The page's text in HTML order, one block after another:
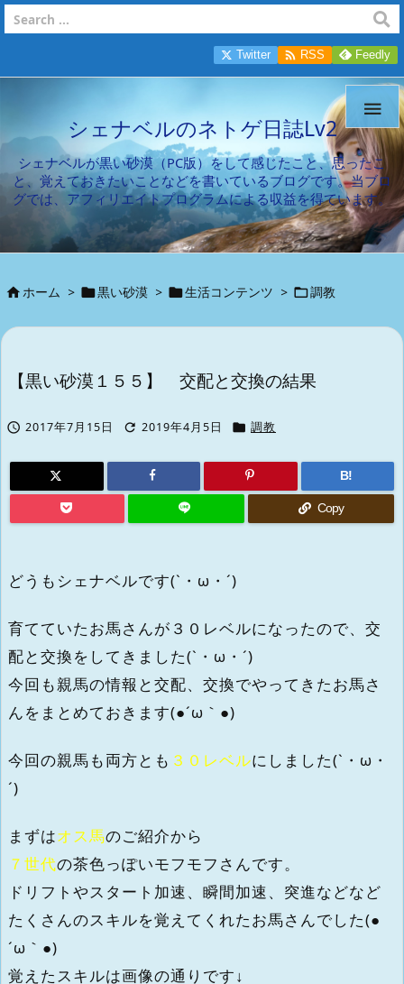
シェナベルのネトゲ日誌Lv2
シェナベルが黒い砂漠（PC版）をして感じたこと、思ったこ
と、覚えておきたいことなどを書いているブログです。当ブロ
グでは、アフィリエイトプログラムによる収益を得ています。

Twitter  RSS Feedly
ホーム > 黒い砂漠 > 生活コンテンツ > 調教
【黒い砂漠１５５】 交配と交換の結果
 2017年7月15日  2019年4月5日  調教
B!
Copy
どうもシェナベルです(`・ω・´)
育てていたお馬さんが３０レベルになったので、交
配と交換をしてきました(`・ω・´)
今回も親馬の情報と交配、交換でやってきたお馬さ
んをまとめておきます(●´ω｀●)
今回の親馬も両方とも ３０レベルにしました(`・ω・
´)
まずはオス馬のご紹介から
７世代の茶色っぽいモフモフさんです。
ドリフトやスタート加速、瞬間加速、突進などなど
たくさんのスキルを覚えてくれたお馬さんでした(●
´ω｀●)
覚えたスキルは画像の通りです↓